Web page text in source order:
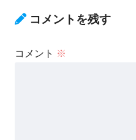
コメントを残す
コメント ※